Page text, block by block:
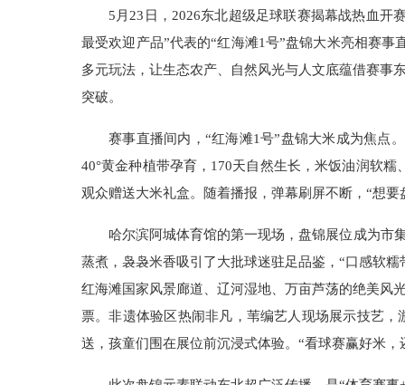
5月23日，2026东北超级足球联赛揭幕战热血开
最受欢迎产品”代表的“红海滩1号”盘锦大米亮相赛
多元玩法，让生态农产、自然风光与人文底蕴借赛事
突破。
赛事直播间内，“红海滩1号”盘锦大米成为焦点
40°黄金种植带孕育，170天自然生长，米饭油润软
观众赠送大米礼盒。随着播报，弹幕刷屏不断，“想
哈尔滨阿城体育馆的第一现场，盘锦展位成为市
蒸煮，袅袅米香吸引了大批球迷驻足品鉴，“口感软
红海滩国家风景廊道、辽河湿地、万亩芦荡的绝美风
票。非遗体验区热闹非凡，苇编艺人现场展示技艺
送，孩童们围在展位前沉浸式体验。“看球赛赢好米